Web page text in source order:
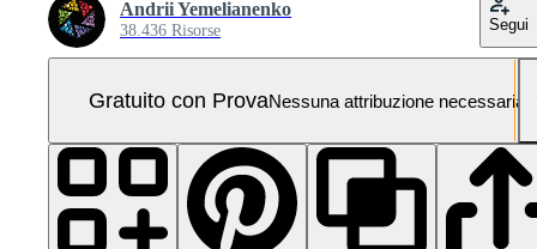
Andrii Yemelianenko
38.436 Risorse Segui
Gratuito con ProvaNessuna attribuzione necessaria